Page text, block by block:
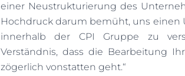
einer Neustrukturierung des
Hochdruck darum bemüht, uns einen
innerhalb der CPI Gruppe zu
Verständnis, dass die Bearbeitung
zögerlich vonstatten geht.“